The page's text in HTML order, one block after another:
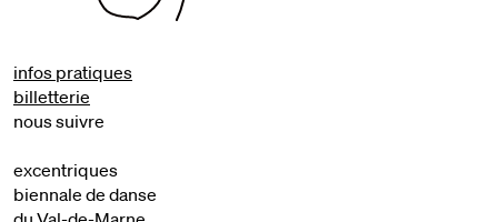
infos pratiques
billetterie
nous suivre
excentriques
biennale de danse